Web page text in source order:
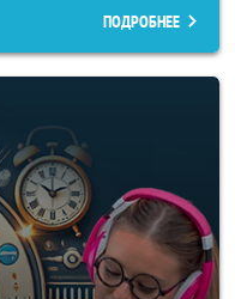
ПОДРОБНЕЕ